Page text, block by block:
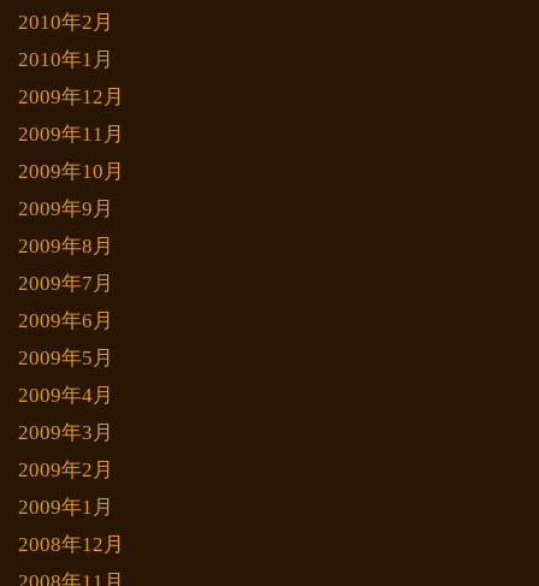
2010年2月
2010年1月
2009年12月
2009年11月
2009年10月
2009年9月
2009年8月
2009年7月
2009年6月
2009年5月
2009年4月
2009年3月
2009年2月
2009年1月
2008年12月